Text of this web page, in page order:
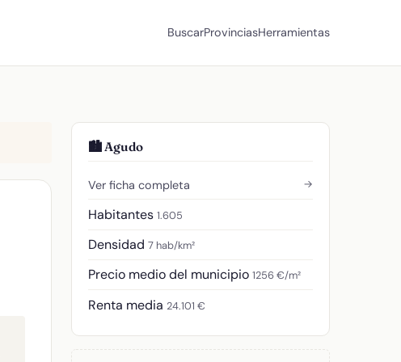
BuscarProvinciasHerramientas
🏙️ Agudo
Ver ficha completa →
Habitantes 1.605
Densidad 7 hab/km²
Precio medio del municipio 1256 €/m²
Renta media 24.101 €